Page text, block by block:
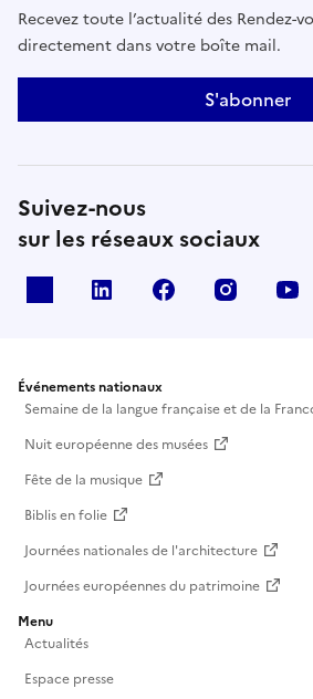
Recevez toute l’actualité des Rendez-
directement dans votre boîte mail.
S'abonner
Suivez-nous
sur les réseaux sociaux
Linkedin Facebook
Événements nationaux
Semaine de la langue française et de la
Nuit européenne des musées
Fête de la musique
Biblis en folie
Journées nationales de l'architecture
Journées européennes du patrimoine
Menu
Actualités
Espace presse